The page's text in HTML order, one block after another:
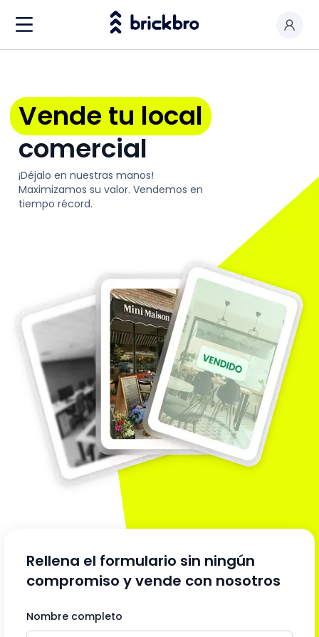
Valorar mi local
Productos
Contactar
Vende tu local
comercial
¡Déjalo en nuestras manos!
Maximizamos su valor. Vendemos en
tiempo récord.
Rellena el formulario sin ningún
compromiso y vende con nosotros
Nombre completo